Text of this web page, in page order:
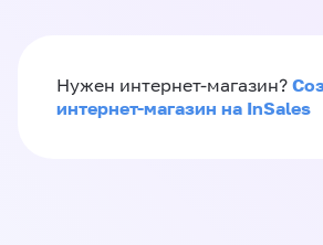
Нужен интернет-магазин?
интернет-магазин на InSales